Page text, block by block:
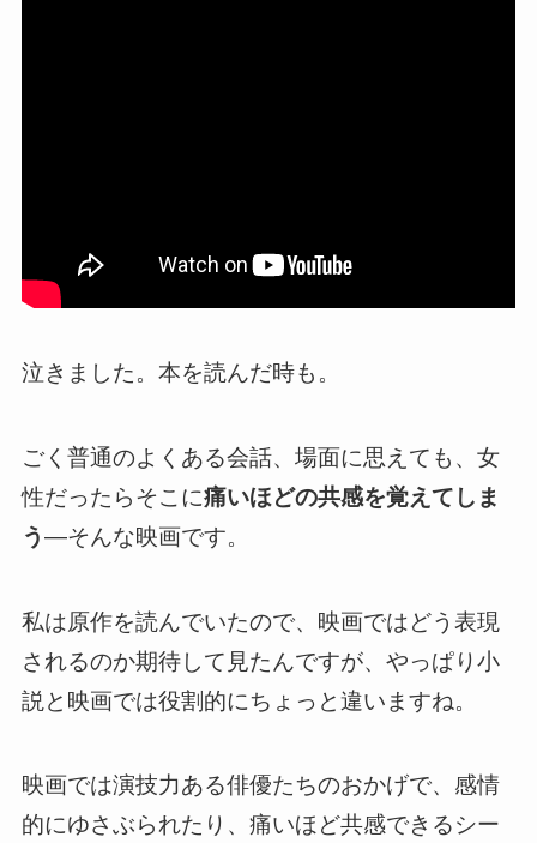
泣きました。本を読んだ時も。
ごく普通のよくある会話、場面に思えても、女
性だったらそこに痛いほどの共感を覚えてしま
う―そんな映画です。
私は原作を読んでいたので、映画ではどう表現
されるのか期待して見たんですが、やっぱり小
説と映画では役割的にちょっと違いますね。
映画では演技力ある俳優たちのおかげで、感情
的にゆさぶられたり、痛いほど共感できるシー